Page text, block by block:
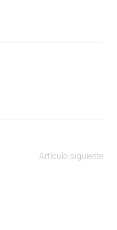
Artículo siguiente